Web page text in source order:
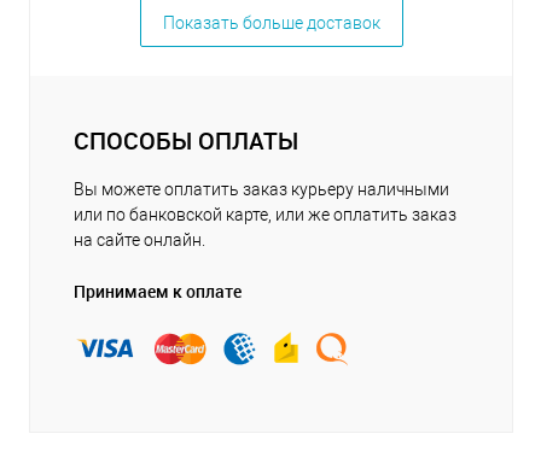
Показать больше доставок
СПОСОБЫ ОПЛАТЫ
Вы можете оплатить заказ курьеру наличными
или по банковской карте, или же оплатить заказ
на сайте онлайн.
Принимаем к оплате